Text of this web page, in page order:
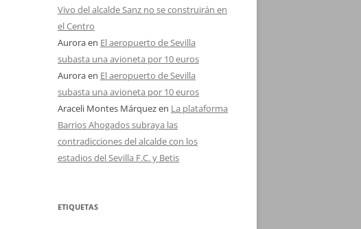
Vivo del alcalde Sanz no se construirán en
el Centro
Auroraen El aeropuerto de Sevilla
subasta una avioneta por 10 euros
Auroraen El aeropuerto de Sevilla
subasta una avioneta por 10 euros
Araceli Montes Márquezen La plataforma
Barrios Ahogados subraya las
contradicciones del alcalde con los
estadios del Sevilla F.C. y Betis
ETIQUETAS